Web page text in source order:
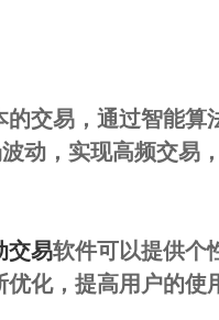
交易，通过智能算
动，实现高频交易
交易软件可以提供个
化，提高用户的使